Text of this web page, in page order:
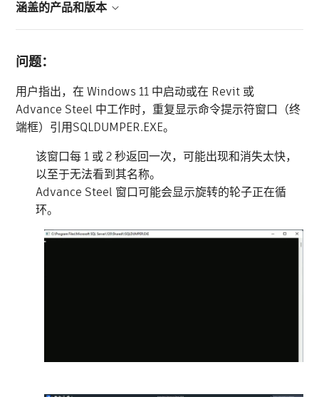
涵盖的产品和版本
问题：
用户指出，在 Windows 11 中启动或在 Revit 或
Advance Steel 中工作时，重复显示命令提示符窗口（终
端框）引用SQLDUMPER.EXE。
该窗口每 1 或 2 秒返回一次，可能出现和消失太快，
以至于无法看到其名称。
Advance Steel 窗口可能会显示旋转的轮子正在循
环。